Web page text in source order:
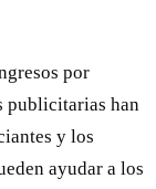
por
publicitarias han
y los
ayudar a los